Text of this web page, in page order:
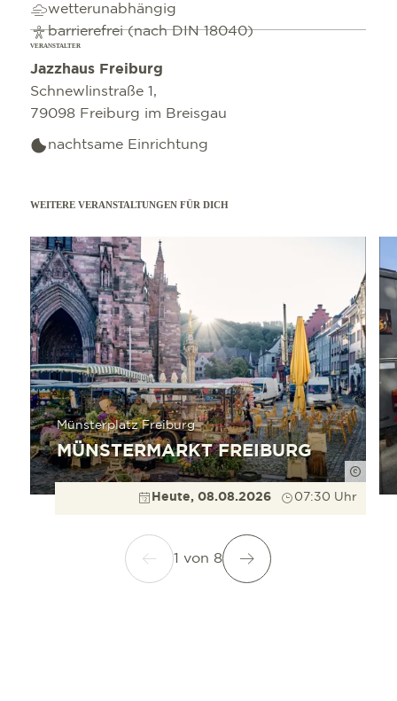
wetterunabhängig
barrierefrei (nach DIN 18040)
VERANSTALTER
Jazzhaus Freiburg
Schnewlinstraße 1,
79098 Freiburg im Breisgau
nachtsame Einrichtung
WEITERE VERANSTALTUNGEN FÜR DICH
Münsterplatz Freiburg
MÜNSTERMARKT FREIBURG
Heute, 08.08.2026 07:30 Uhr
mehr erfahren
1 von 8